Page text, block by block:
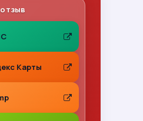
Владимир Леонов
★ ★ ★
состоялась · Call of Duty 2: Big Red
(sles-53415) (Англ
Фото перед отправкой, хорошо
Рекомендую
Карты